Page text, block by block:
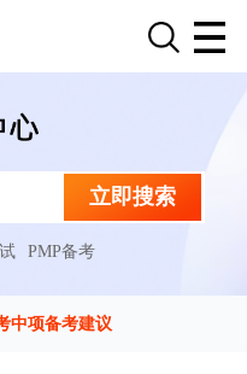
立即搜索
PMP备考
中项备考建议